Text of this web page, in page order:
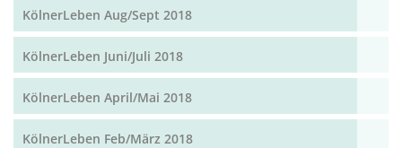
KölnerLeben Aug/Sept 2018
KölnerLeben Juni/Juli 2018
KölnerLeben April/Mai 2018
KölnerLeben Feb/März 2018